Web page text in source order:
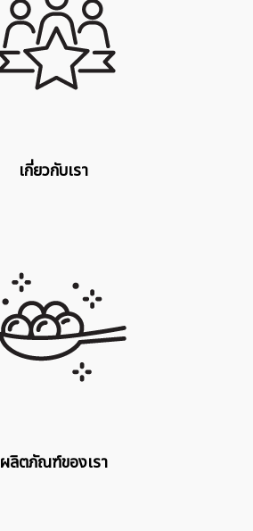
เกี่ยวกับเรา
ผลิตภัณฑ์ของเรา